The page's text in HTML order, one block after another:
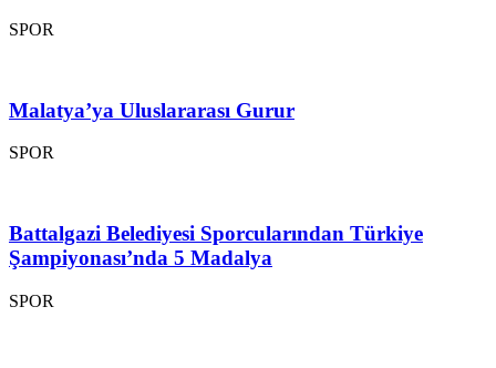
SPOR
Malatya’ya Uluslararası Gurur
SPOR
Battalgazi Belediyesi Sporcularından Türkiye
Şampiyonası’nda 5 Madalya
SPOR